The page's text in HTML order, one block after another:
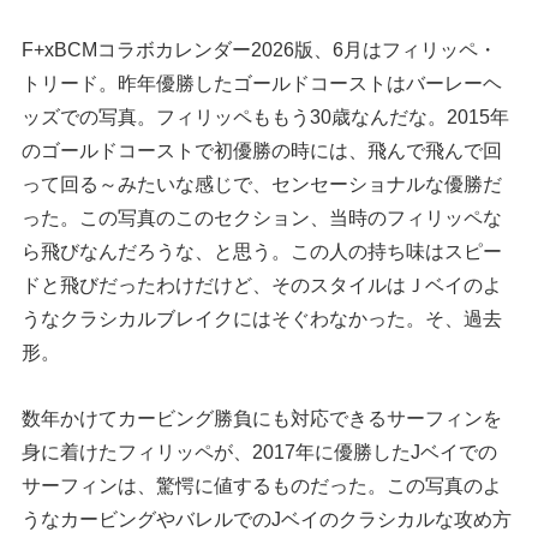
F+xBCMコラボカレンダー2026版、6月はフィリッペ・
トリード。昨年優勝したゴールドコーストはバーレーヘ
ッズでの写真。フィリッペももう30歳なんだな。2015年
のゴールドコーストで初優勝の時には、飛んで飛んで回
って回る～みたいな感じで、センセーショナルな優勝だ
った。この写真のこのセクション、当時のフィリッペな
ら飛びなんだろうな、と思う。この人の持ち味はスピー
ドと飛びだったわけだけど、そのスタイルはＪベイのよ
うなクラシカルブレイクにはそぐわなかった。そ、過去
形。
数年かけてカービング勝負にも対応できるサーフィンを
身に着けたフィリッペが、2017年に優勝したJベイでの
サーフィンは、驚愕に値するものだった。この写真のよ
うなカービングやバレルでのJベイのクラシカルな攻め方